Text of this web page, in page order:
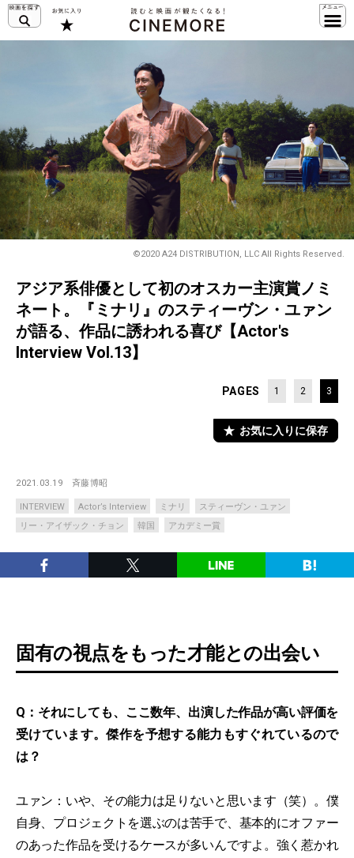
©2020 A24 DISTRIBUTION, LLC All Rights Reserved.
アジア系俳優として初のオスカー主演賞ノミ
ネート。『ミナリ』のスティーヴン・ユァン
が語る、作品に誘われる喜び【Actor's
Interview Vol.13】
PAGES 1 2 3
お気に入りに保存
2021.03.19 斉藤博昭
INTERVIEW Actor’s Interview ミナリ
スティーヴン・ユァン
リー・アイザック・チョン
韓国 アカデミー賞
固有の視点をもった才能との出会い
Q：それにしても、ここ数年、出演した作品が高い評価を
受けています。傑作を予想する能力もすぐれているので
は？
ユァン：いや、その能力は足りないと思います（笑）。僕
自身、プロジェクトを選ぶのは苦手で、基本的にオファー
のあった作品を受けるケースが多いんですよ。強く惹かれ